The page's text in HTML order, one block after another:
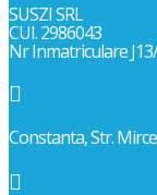
SUSZI SRL
CUI. 2986043
Nr Inmatriculare

Constanta, Str.
